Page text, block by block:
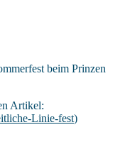
beim Prinzen
Artikel:
Linie-fest)